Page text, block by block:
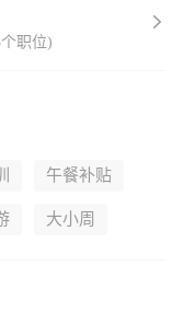
职位)
午餐补贴
大小周